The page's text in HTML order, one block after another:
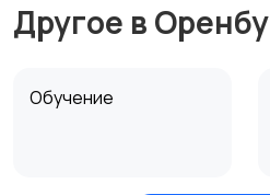
Другое в
Обучение